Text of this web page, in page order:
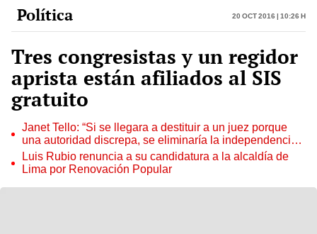
Política 20 Oct 2016 | 10:26 h
Tres congresistas y un regidor
aprista están afiliados al SIS
gratuito
Janet Tello: “Si se llegara a destituir a un juez porque
una autoridad discrepa, se eliminaría la independencia
judicial”
Luis Rubio renuncia a su candidatura a la alcaldía de
Lima por Renovación Popular